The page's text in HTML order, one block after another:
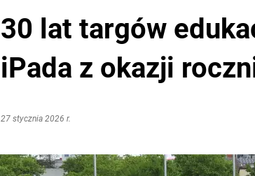
30 lat targów
iPada z okazji
27 stycznia 2026 r.